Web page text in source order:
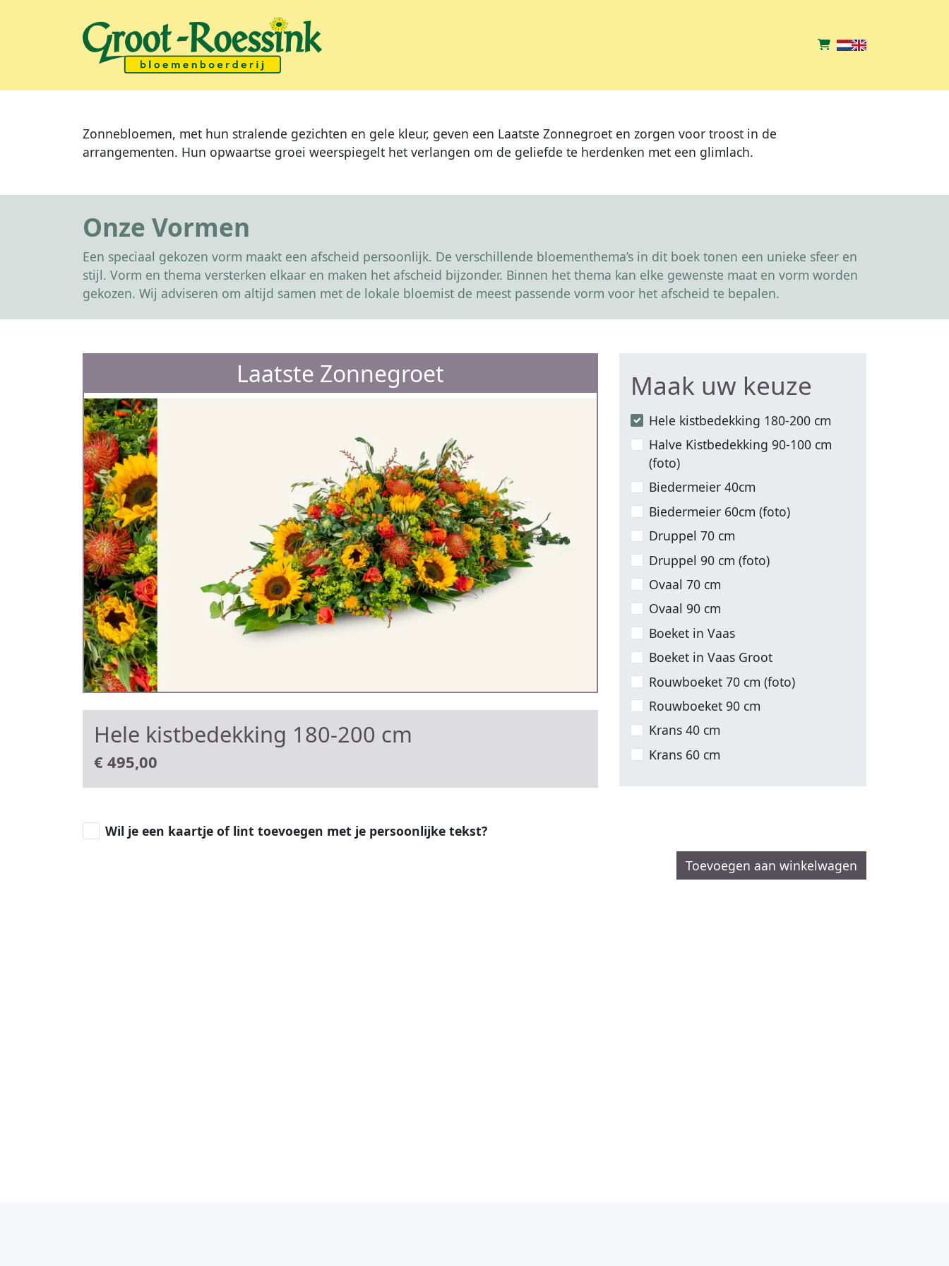
Zonnebloemen, met hun stralende gezichten en gele kleur, geven een Laatste Zonnegroet en zorgen voor troost in de
arrangementen. Hun opwaartse groei weerspiegelt het verlangen om de geliefde te herdenken met een glimlach.
Onze Vormen
Een speciaal gekozen vorm maakt een afscheid persoonlijk. De verschillende bloementhema’s in dit boek tonen een unieke sfeer en
stijl. Vorm en thema versterken elkaar en maken het afscheid bijzonder. Binnen het thema kan elke gewenste maat en vorm worden
gekozen. Wij adviseren om altijd samen met de lokale bloemist de meest passende vorm voor het afscheid te bepalen.
Laatste Zonnegroet
Hele kistbedekking 180-200 cm
€ 495,00
Maak uw keuze
Hele kistbedekking 180-200 cm
Halve Kistbedekking 90-100 cm
(foto)
Biedermeier 40cm
Biedermeier 60cm (foto)
Druppel 70 cm
Druppel 90 cm (foto)
Ovaal 70 cm
Ovaal 90 cm
Boeket in Vaas
Boeket in Vaas Groot
Rouwboeket 70 cm (foto)
Rouwboeket 90 cm
Krans 40 cm
Krans 60 cm
Wil je een kaartje of lint toevoegen met je persoonlijke tekst?
Toevoegen aan winkelwagen